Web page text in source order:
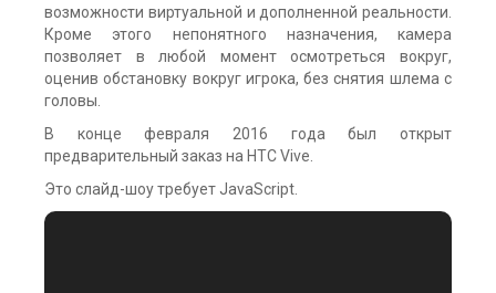
возможности виртуальной и дополненной реальности.
Кроме этого непонятного назначения, камера
позволяет в любой момент осмотреться вокруг,
оценив обстановку вокруг игрока, без снятия шлема с
головы.
В конце февраля 2016 года был открыт
предварительный заказ на HTC Vive.
Это слайд-шоу требует JavaScript.